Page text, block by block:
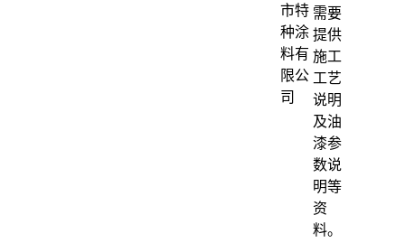
市特
种涂
料有
限公
司
需要
提供
施工
工艺
说明
及油
漆参
数说
明等
资
料。